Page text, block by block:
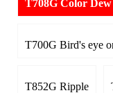
T708G Color Dew
T700G Bird's eye
T852G Ripple